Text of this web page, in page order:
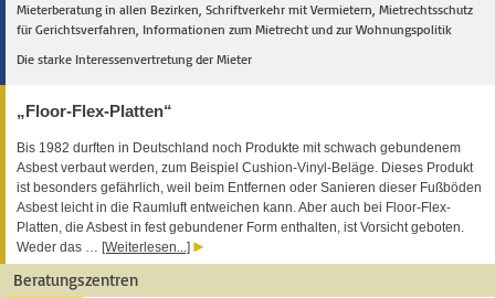
Mieterberatung in allen Bezirken, Schriftverkehr mit Vermietern, Mietrechtsschutz
für Gerichtsverfahren, Informationen zum Mietrecht und zur Wohnungspolitik
Die starke Interessenvertretung der Mieter
„Floor-Flex-Platten“
Bis 1982 durften in Deutschland noch Produkte mit schwach gebundenem
Asbest verbaut werden, zum Beispiel Cushion-Vinyl-Beläge. Dieses Produkt
ist besonders gefährlich, weil beim Entfernen oder Sanieren dieser Fußböden
Asbest leicht in die Raumluft entweichen kann. Aber auch bei Floor-Flex-
Platten, die Asbest in fest gebundener Form enthalten, ist Vorsicht geboten.
Weder das … [Weiterlesen...]
Beratungszentren